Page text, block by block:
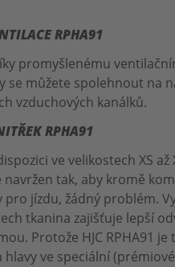
RPHA91
promyšlenému
se můžete spolehnout na
vzduchových kanálků.
RPHA91
ve velikostech XS
tak, aby kromě
jízdu, žádný problém.
tkanina zajišťuje lepší
Protože HJC RPHA91
hlavy ve speciální